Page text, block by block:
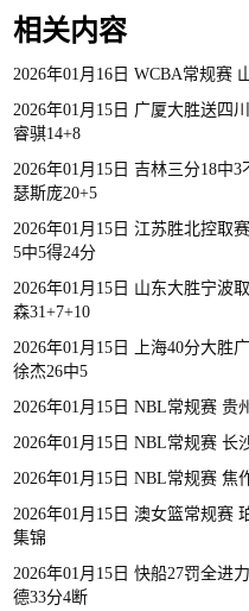
相关内容
2026年01月16日 WCBA常规赛
2026年01月15日 广厦大胜送四
睿骐14+8
2026年01月15日 吉林三分18中
瑟斯庞20+5
2026年01月15日 江苏胜北控取
5中5得24分
2026年01月15日 山东大胜宁波
森31+7+10
2026年01月15日 上海40分大胜
徐杰26中5
2026年01月15日 NBL常规赛 贵
2026年01月15日 NBL常规赛 长
2026年01月15日 NBL常规赛 焦
2026年01月15日 澳女篮常规赛
集锦
2026年01月15日 快船27罚全进
德33分4断